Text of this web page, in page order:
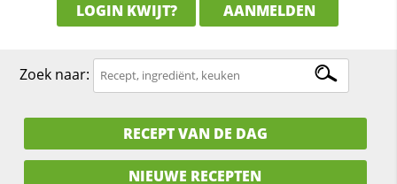
LOGIN KWIJT? AANMELDEN
Zoek naar:
RECEPT VAN DE DAG
NIEUWE RECEPTEN